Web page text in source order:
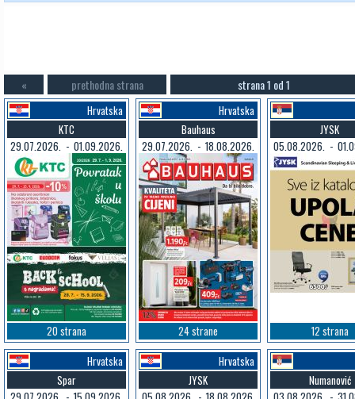
« prethodna strana strana 1 od 1
Hrvatska
KTC
29.07.2026. - 01.09.2026.
20 strana
Hrvatska
Bauhaus
29.07.2026. - 18.08.2026.
24 strane
JYSK
05.08.2026. -
12 strana
Hrvatska
Spar
Hrvatska
JYSK
Numanović